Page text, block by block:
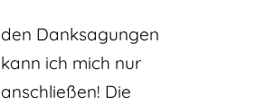
den Danksagungen
kann ich mich nur
anschließen! Die